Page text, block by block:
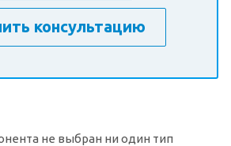
консультацию
не выбран ни один тип